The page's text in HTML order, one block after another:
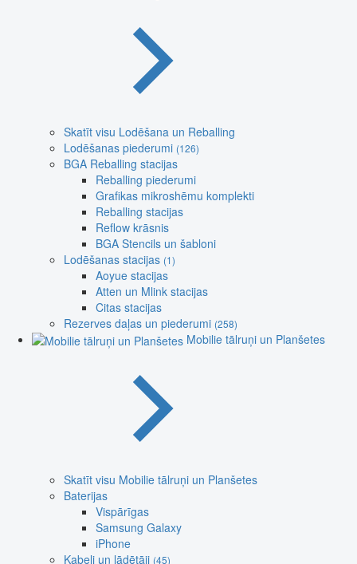
Skatīt visu Lodēšana un Reballing
Lodēšanas piederumi (126)
BGA Reballing stacijas
Reballing piederumi
Grafikas mikroshēmu komplekti
Reballing stacijas
Reflow krāsnis
BGA Stencils un šabloni
Lodēšanas stacijas (1)
Aoyue stacijas
Atten un Mlink stacijas
Citas stacijas
Rezerves daļas un piederumi (258)
Mobilie tālruņi un Planšetes
Skatīt visu Mobilie tālruņi un Planšetes
Baterijas
Vispārīgas
Samsung Galaxy
iPhone
Kabeļi un lādētāji (45)